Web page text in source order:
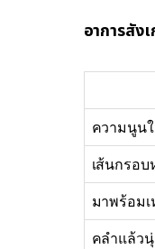
อาการสัง
ความนูน
เส้นกรอ
มาพร้อม
คลำแล้ว